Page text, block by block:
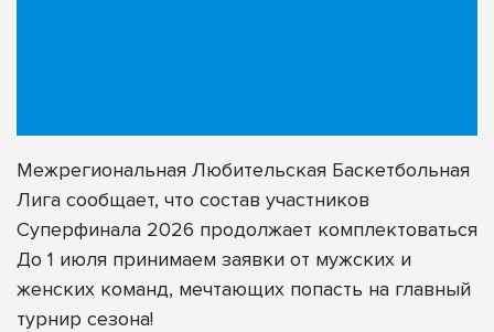
Межрегиональная Любительская Баскетбольная
Лига сообщает, что состав участников
Суперфинала 2026 продолжает комплектоваться
До 1 июля принимаем заявки от мужских и
женских команд, мечтающих попасть на главный
турнир сезона!